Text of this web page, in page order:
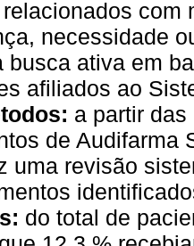
com
necessidade
busca ativa em
afiliados ao
a partir
de Audifarma
uma revisão
do total de